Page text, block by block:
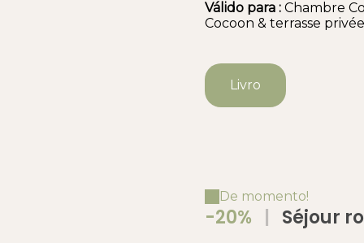
Chambre Avec
Válido para : Chambre
Cocoon & terrasse privée
Livro
De momento!
-20% |